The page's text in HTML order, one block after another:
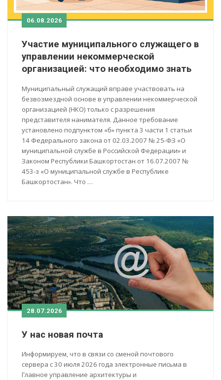
06.08.2026
Участие муниципального служащего в
управлении некоммерческой
организацией: что необходимо знать
Муниципальный служащий вправе участвовать на
безвозмездной основе в управлении некоммерческой
организацией (НКО) только с разрешения
представителя нанимателя. Данное требование
установлено подпунктом «б» пункта 3 части 1 статьи
14 Федерального закона от 02.03.2007 № 25-ФЗ «О
муниципальной службе в Российской Федерации» и
Законом Республики Башкортостан от 16.07.2007 №
453-з «О муниципальной службе в Республике
Башкортостан». Что …
28.07.2026
У нас новая почта
Информируем, что в связи со сменой почтового
сервера с 30 июля 2026 года электронные письма в
Главное управление архитектуры и